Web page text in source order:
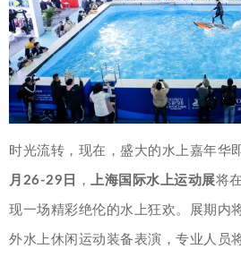
时光流转，现在，盛大的水上嘉年华
月26-29日 ， 上海国际水上运动展将在
现一场精彩绝伦的水上狂欢。展期内
外水上休闲运动装备表演，专业人员